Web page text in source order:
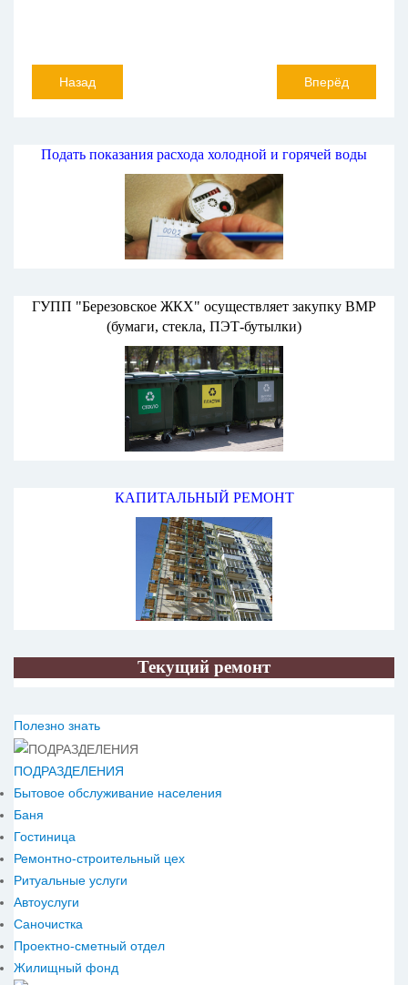
Назад Вперёд
Подать показания расхода холодной и горячей воды
ГУПП "Березовское ЖКХ" осуществляет закупку ВМР
(бумаги, стекла, ПЭТ-бутылки)
КАПИТАЛЬНЫЙ РЕМОНТ
Текущий ремонт
Полезно знать
ПОДРАЗДЕЛЕНИЯ
Бытовое обслуживание населения
Баня
Гостиница
Ремонтно-строительный цех
Ритуальные услуги
Автоуслуги
Саночистка
Проектно-сметный отдел
Жилищный фонд